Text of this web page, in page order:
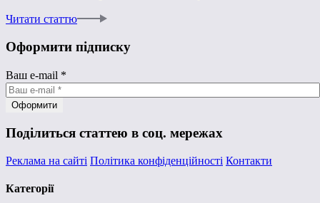
Читати статтю
Оформити підписку
Ваш e-mail *
Поділиться статтею в соц. мережах
Реклама на сайті Політика конфіденційності Контакти
Категорії